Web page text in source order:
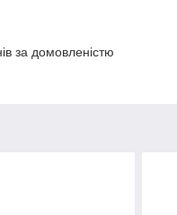
за домовленістю